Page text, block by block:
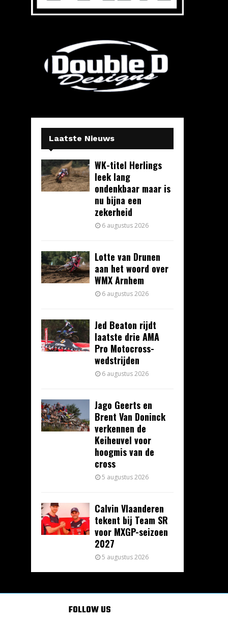
Laatste Nieuws
WK-titel Herlings
leek lang
ondenkbaar maar is
nu bijna een
zekerheid
6 augustus 2026
Lotte van Drunen
aan het woord over
WMX Arnhem
6 augustus 2026
Jed Beaton rijdt
laatste drie AMA
Pro Motocross-
wedstrijden
6 augustus 2026
Jago Geerts en
Brent Van Doninck
verkennen de
Keiheuvel voor
hoogmis van de
cross
5 augustus 2026
Calvin Vlaanderen
tekent bij Team SR
voor MXGP-seizoen
2027
5 augustus 2026
FOLLOW US